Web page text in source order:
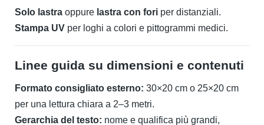
Solo lastra oppure lastra con fori per distanziali.
Stampa UV per loghi a colori e pittogrammi medici.
Linee guida su dimensioni e contenuti
Formato consigliato esterno: 30×20 cm o 25×20 cm
per una lettura chiara a 2–3 metri.
Gerarchia del testo: nome e qualifica più grandi,